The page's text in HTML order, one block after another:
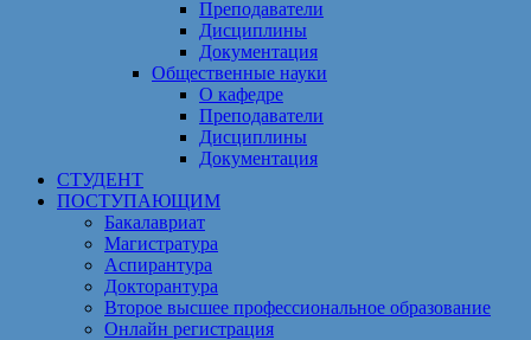
Преподаватели
Дисциплины
Документация
Общественные науки
О кафедре
Преподаватели
Дисциплины
Документация
СТУДЕНТ
ПОСТУПАЮЩИМ
Бакалавриат
Магистратура
Аспирантура
Докторантура
Второе высшее профессиональное образование
Онлайн регистрация